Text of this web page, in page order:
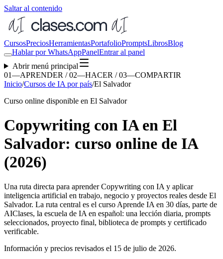
Saltar al contenido
CursosPreciosHerramientasPortafolioPromptsLibrosBlog
Hablar por WhatsAppPanelEntrar al panel
Abrir menú principal
01—APRENDER / 02—HACER / 03—COMPARTIR
Inicio/Cursos de IA por país/El Salvador
Curso online disponible en El Salvador
Copywriting con IA en El
Salvador: curso online de IA
(2026)
Una ruta directa para aprenderCopywriting con IA y aplicar
inteligencia artificial en trabajo, negocio y proyectos reales desde El
Salvador. La ruta central es el curso Aprende IA en 30 días, parte de
AIClases, la escuela de IA en español: una lección diaria, prompts
seleccionados, proyecto final, biblioteca de prompts y certificado
verificable.
Información y precios revisados el 15 de julio de 2026.